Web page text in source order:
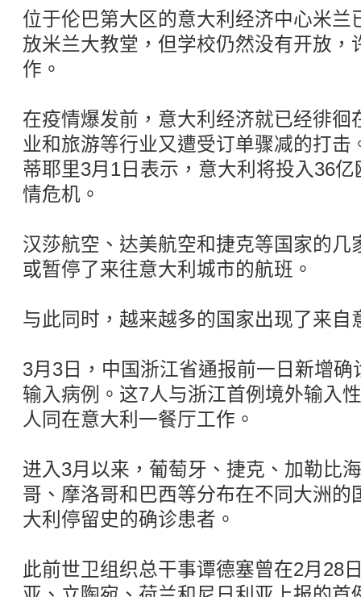
位于伦巴第大区的意大利经济中心米兰
放米兰大教堂，但学校仍然没有开放，
作。
在疫情爆发前，意大利经济就已经徘徊
业和旅游等行业又遭受订单骤减的打击
蒂耶里3月1日表示，意大利将投入36
情危机。
汉莎航空、达美航空和捷克等国家的几
或暂停了来往意大利城市的航班。
与此同时，越来越多的国家出现了来自
3月3日，中国浙江省通报前一日新增
输入病例。这7人与浙江首例境外输入
人同在意大利一餐厅工作。
进入3月以来，葡萄牙、捷克、加勒比
哥、摩洛哥和巴西等分布在不同大洲的
大利停留史的确诊患者。
此前世卫组织总干事谭德塞曾在2月28